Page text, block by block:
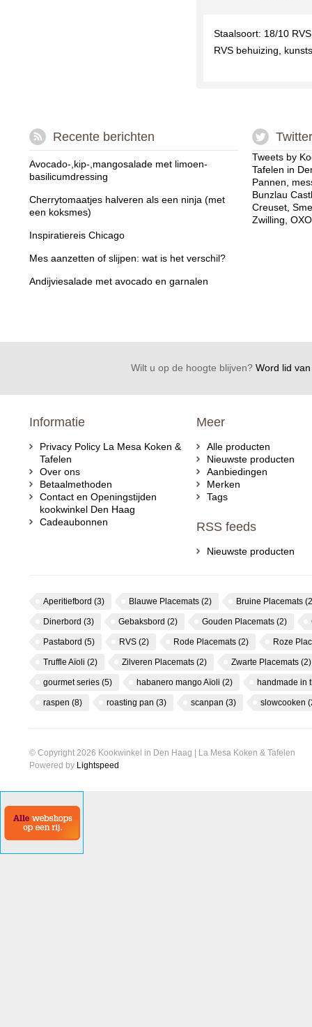
Staalsoort: 18/10
RVS behuizing,
Recente berichten
Avocado-,kip-,mangosalade met limoen-
basilicumdressing
Cherrytomaatjes halveren als een ninja (met
een koksmes)
Inspiratiereis Chicago
Mes aanzetten of slijpen: wat is het verschil?
Andijviesalade met avocado en garnalen
Twitter
Tweets by
Tafelen in
Pannen,
Bunzlau
Creuset,
Zwilling,
Wilt u op de hoogte blijven?Word lid van
Informatie
Privacy Policy La Mesa Koken &
Tafelen
Over ons
Betaalmethoden
Contact en Openingstijden
kookwinkel Den Haag
Cadeaubonnen
Meer
Alle producten
Nieuwste producten
Aanbiedingen
Merken
Tags
RSS feeds
Nieuwste producten
Aperitiefbord (3) Blauwe Placemats (2) Bruine Placemats
Dinerbord (3) Gebaksbord (2) Gouden Placemats (2)
Pastabord (5) RVS (2) Rode Placemats (2) Roze
Truffle Aïoli (2) Zilveren Placemats (2) Zwarte Placemats (2)
gourmet series (5) habanero mango Aïoli (2) handmade in
raspen (8) roasting pan (3) scanpan (3) slowcooken
© Copyright 2026 Kookwinkel in Den Haag | La Mesa Koken & Tafelen
Powered by Lightspeed